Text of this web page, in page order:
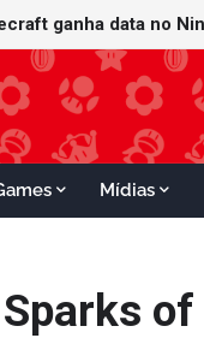
Switch Online
Mídias